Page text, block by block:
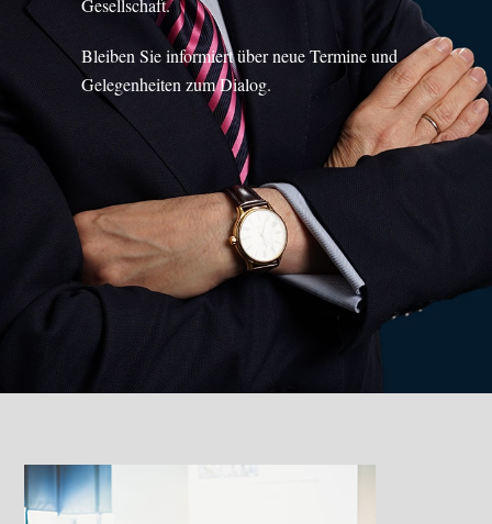
Bleiben Sie informiert über neue Termine und
Gelegenheiten zum Dialog.